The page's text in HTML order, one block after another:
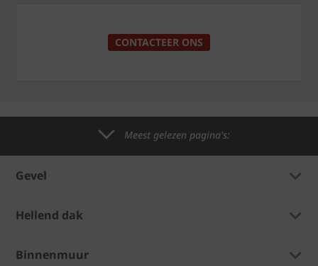
CONTACTEER ONS
Meest gelezen pagina's:
Gevel
Hellend dak
Binnenmuur